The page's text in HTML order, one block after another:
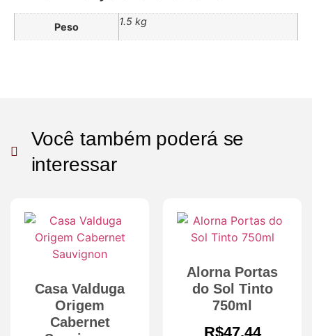
Peso 1.5 kg
Você também poderá se
interessar
Casa Valduga
Origem
Cabernet
Alorna Portas
do Sol Tinto
750ml
R$47.44